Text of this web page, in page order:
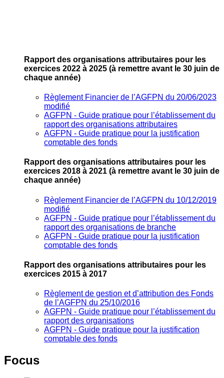
Rapport des organisations attributaires pour les
exercices 2022 à 2025 (à remettre avant le 30 juin de
chaque année)
Règlement Financier de l’AGFPN du 20/06/2023
modifié
AGFPN ‐ Guide pratique pour l’établissement du
rapport des organisations attributaires
AGFPN ‐ Guide pratique pour la justification
comptable des fonds
Rapport des organisations attributaires pour les
exercices 2018 à 2021 (à remettre avant le 30 juin de
chaque année)
Règlement Financier de l’AGFPN du 10/12/2019
modifié
AGFPN ‐ Guide pratique pour l’établissement du
rapport des organisations de branche
AGFPN ‐ Guide pratique pour la justification
comptable des fonds
Rapport des organisations attributaires pour les
exercices 2015 à 2017
Règlement de gestion et d’attribution des Fonds
de l’AGFPN du 25/10/2016
AGFPN ‐ Guide pratique pour l’établissement du
rapport des organisations
AGFPN ‐ Guide pratique pour la justification
comptable des fonds
Focus